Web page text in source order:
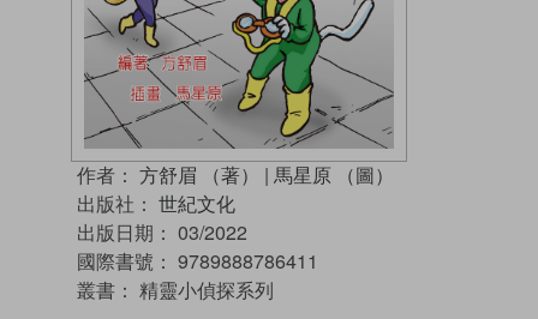
作者： 方舒眉 （著） | 馬星原 （圖）
出版社： 世紀文化
出版日期： 03/2022
國際書號： 9789888786411
叢書： 精靈小偵探系列